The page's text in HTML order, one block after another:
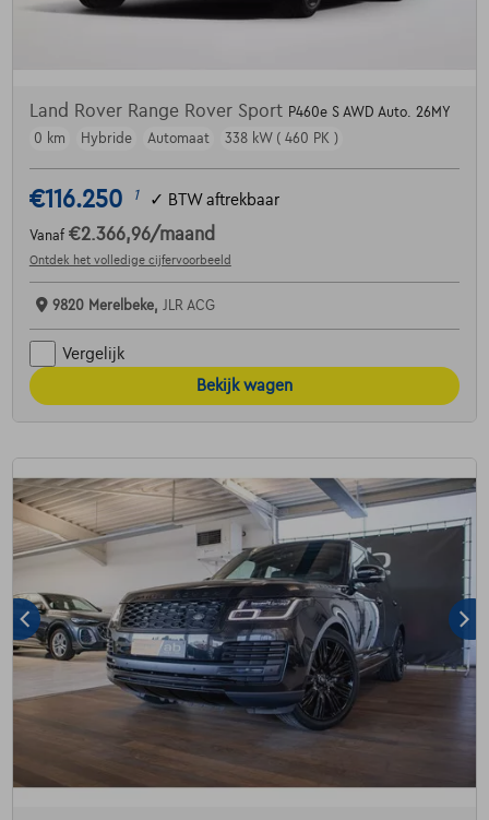
Land Rover Range Rover Sport P460e S AWD Auto. 26MY
0 km
Hybride Automaat 338 kW ( 460 PK )
€116.250 1 ✓ BTW aftrekbaar
Vanaf €2.366,96/maand
Ontdek het volledige cijfervoorbeeld
9820 Merelbeke, JLR ACG
Vergelijk
Bekijk wagen